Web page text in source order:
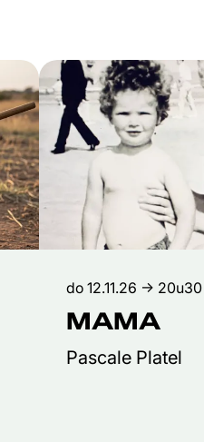
MAMA
Pascale Platel
do 12.11.26 → 20u30